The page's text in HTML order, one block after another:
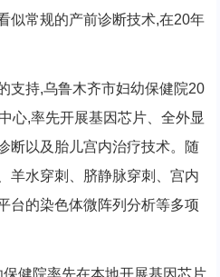
似常规的产前诊断技术,在20年
持,乌鲁木齐市妇幼保健院20
心,率先开展基因芯片、全外显
断以及胎儿宫内治疗技术。随
羊水穿刺、脐静脉穿刺、宫内
台的染色体微阵列分析等多项